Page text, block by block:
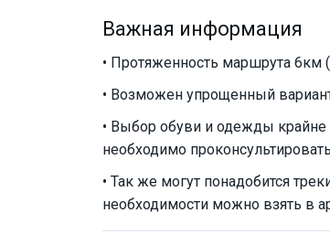
Важная информация
• Протяженность маршрута 6км
• Возможен упрощенный
• Выбор обуви и одежды
необходимо
• Так же могут понадобится
необходимости можно взять в